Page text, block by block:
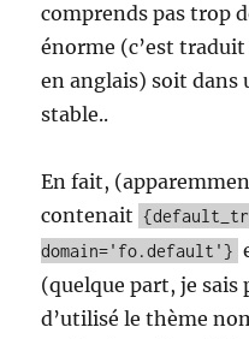
comprends pas trop
énorme (c’est traduit
en anglais) soit dans
stable..
En fait,
contenait
domain='fo.default'}
(quelque part, je sais
d’utilisé le thème